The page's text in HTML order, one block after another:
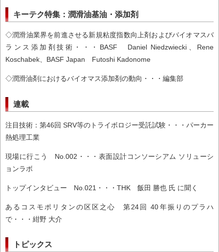
キーテク特集：潤滑油基油・添加剤
◇潤滑油業界を前進させる新規粘度指数向上剤およびバイオマスバ
ランス添加剤技術・・・BASF Daniel Niedzwiecki、Rene
Koschabek、BASF Japan Futoshi Kadonome
◇潤滑油剤におけるバイオマス添加剤の動向・・・編集部
連載
注目技術：第46回 SRV等のトライボロジー受託試験・・・パーカー
熱処理工業
現場に行こう No.002・・・表面設計コンソーシアム ソリューシ
ョンラボ
トップインタビュー No.021・・・THK 飯田 勝也 氏 に聞く
あるコスモポリタンの区区之心 第24回 40年振りのプラハ
で・・・紺野 大介
トピックス